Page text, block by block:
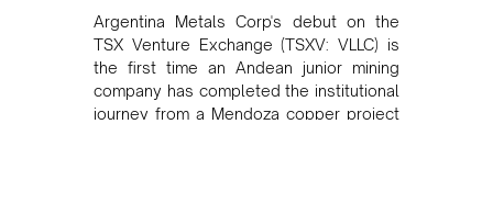
Argentina Metals Corp's debut on the
TSX Venture Exchange (TSXV: VLLC) is
the first time an Andean junior mining
company has completed the institutional
journey from a Mendoza copper project